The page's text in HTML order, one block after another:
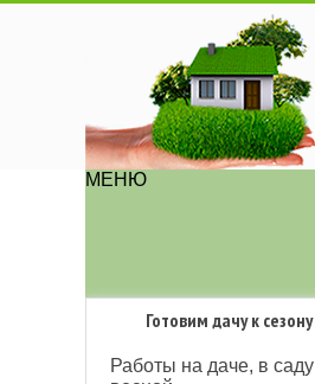
МЕНЮ
Готовим дачу к сезону
Работы на даче, в саду